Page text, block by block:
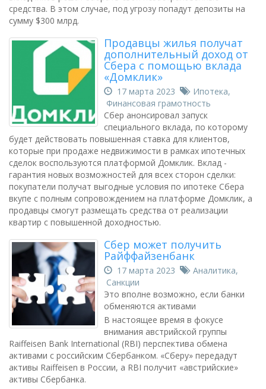
средства. В этом случае, под угрозу попадут депозиты на
сумму $300 млрд.
Продавцы жилья получат
дополнительный доход от
Сбера с помощью вклада
«Домклик»
17 марта 2023 Ипотека,
Финансовая грамотность
Сбер анонсировал запуск
специального вклада, по которому
будет действовать повышенная ставка для клиентов,
которые при продаже недвижимости в рамках ипотечных
сделок воспользуются платформой Домклик. Вклад -
гарантия новых возможностей для всех сторон сделки:
покупатели получат выгодные условия по ипотеке Сбера
вкупе с полным сопровождением на платформе Домклик, а
продавцы смогут размещать средства от реализации
квартир с повышенной доходностью.
Сбер может получить
Райффайзенбанк
17 марта 2023 Аналитика,
Санкции
Это вполне возможно, если банки
обменяются активами
В настоящее время в фокусе
внимания австрийской группы
Raiffeisen Bank International (RBI) перспектива обмена
активами с российским Сбербанком. «Сберу» передадут
активы Raiffeisen в России, а RBI получит «австрийские»
активы Сбербанка.